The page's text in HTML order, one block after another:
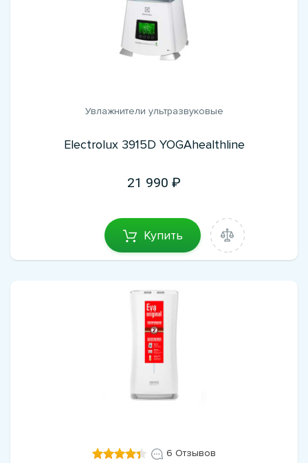
Увлажнители ультразвуковые
Electrolux 3915D YOGAhealthline
21 990
Купить
6 Отзывов